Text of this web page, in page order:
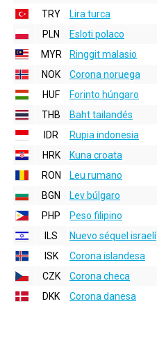
TRY
Lira turca
PLN
Esloti polaco
MYR
Ringgit malasio
NOK
Corona noruega
HUF
Forinto húngaro
THB
Baht tailandés
IDR
Rupia indonesia
HRK
Kuna croata
RON
Leu rumano
BGN
Lev búlgaro
PHP
Peso filipino
ILS
Nuevo séquel israelí
ISK
Corona islandesa
CZK
Corona checa
DKK
Corona danesa